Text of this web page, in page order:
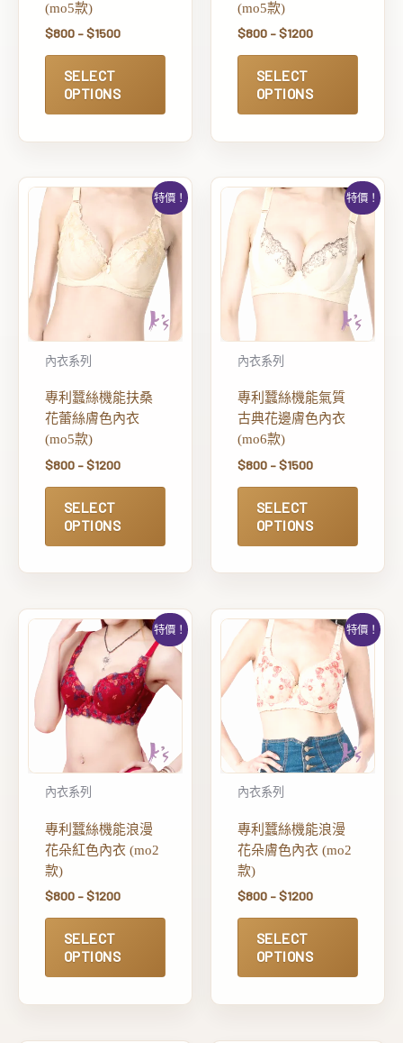
(mo5款)
$800–$1500
SELECT
OPTIONS
(mo5款)
$800–$1200
SELECT
OPTIONS
特價！
內衣系列
專利蠶絲機能扶桑
花蕾絲膚色內衣
(mo5款)
$800–$1200
SELECT
OPTIONS
特價！
內衣系列
專利蠶絲機能氣質
古典花邊膚色內衣
(mo6款)
$800–$1500
SELECT
OPTIONS
特價！
內衣系列
專利蠶絲機能浪漫
花朵紅色內衣 (mo2
款)
$800–$1200
SELECT
OPTIONS
特價！
內衣系列
專利蠶絲機能浪漫
花朵膚色內衣 (mo2
款)
$800–$1200
SELECT
OPTIONS